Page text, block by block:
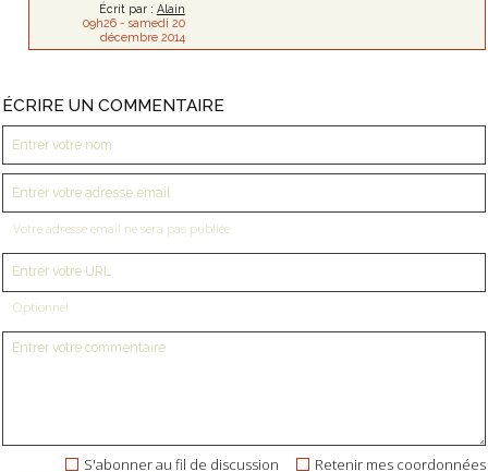
Écrit par : Alain
09h26- samedi 20
décembre 2014
ÉCRIRE UN COMMENTAIRE
Votre adresse email ne sera pas publiée
Optionnel
Retenir mes coordonnées
S'abonner au fil de discussion